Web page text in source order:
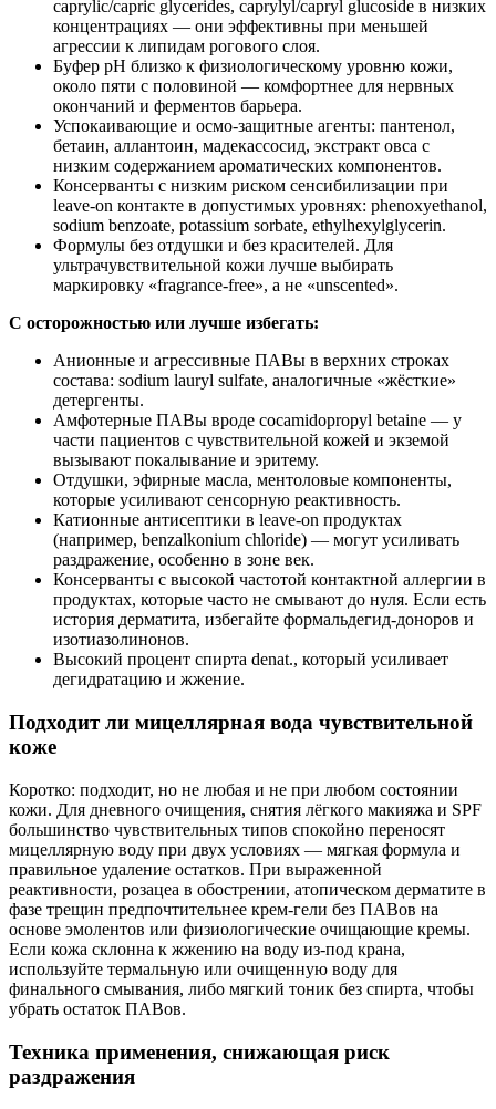
caprylic/capric glycerides, caprylyl/capryl glucoside в низких
концентрациях — они эффективны при меньшей
агрессии к липидам рогового слоя.
Буфер pH близко к физиологическому уровню кожи,
около пяти с половиной — комфортнее для нервных
окончаний и ферментов барьера.
Успокаивающие и осмо‑защитные агенты: пантенол,
бетаин, аллантоин, мадекассосид, экстракт овса с
низким содержанием ароматических компонентов.
Консерванты с низким риском сенсибилизации при
leave‑on контакте в допустимых уровнях: phenoxyethanol,
sodium benzoate, potassium sorbate, ethylhexylglycerin.
Формулы без отдушки и без красителей. Для
ультрачувствительной кожи лучше выбирать
маркировку «fragrance‑free», а не «unscented».
С осторожностью или лучше избегать:
Анионные и агрессивные ПАВы в верхних строках
состава: sodium lauryl sulfate, аналогичные «жёсткие»
детергенты.
Амфотерные ПАВы вроде cocamidopropyl betaine — у
части пациентов с чувствительной кожей и экземой
вызывают покалывание и эритему.
Отдушки, эфирные масла, ментоловые компоненты,
которые усиливают сенсорную реактивность.
Катионные антисептики в leave‑on продуктах
(например, benzalkonium chloride) — могут усиливать
раздражение, особенно в зоне век.
Консерванты с высокой частотой контактной аллергии в
продуктах, которые часто не смывают до нуля. Если есть
история дерматита, избегайте формальдегид‑доноров и
изотиазолинонов.
Высокий процент спирта denat., который усиливает
дегидратацию и жжение.
Подходит ли мицеллярная вода чувствительной
коже
Коротко: подходит, но не любая и не при любом состоянии
кожи. Для дневного очищения, снятия лёгкого макияжа и SPF
большинство чувствительных типов спокойно переносят
мицеллярную воду при двух условиях — мягкая формула и
правильное удаление остатков. При выраженной
реактивности, розацеа в обострении, атопическом дерматите в
фазе трещин предпочтительнее крем‑гели без ПАВов на
основе эмолентов или физиологические очищающие кремы.
Если кожа склонна к жжению на воду из‑под крана,
используйте термальную или очищенную воду для
финального смывания, либо мягкий тоник без спирта, чтобы
убрать остаток ПАВов.
Техника применения, снижающая риск
раздражения